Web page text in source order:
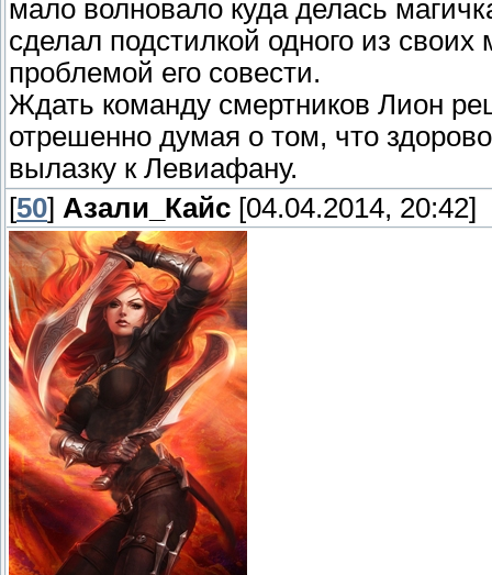
мало волновало куда делась
сделал подстилкой одного из
проблемой его совести.
Ждать команду смертников Лион
отрешенно думая о том, что
вылазку к Левиафану.
[50] Азали_Кайс [04.04.2014, 20:42]